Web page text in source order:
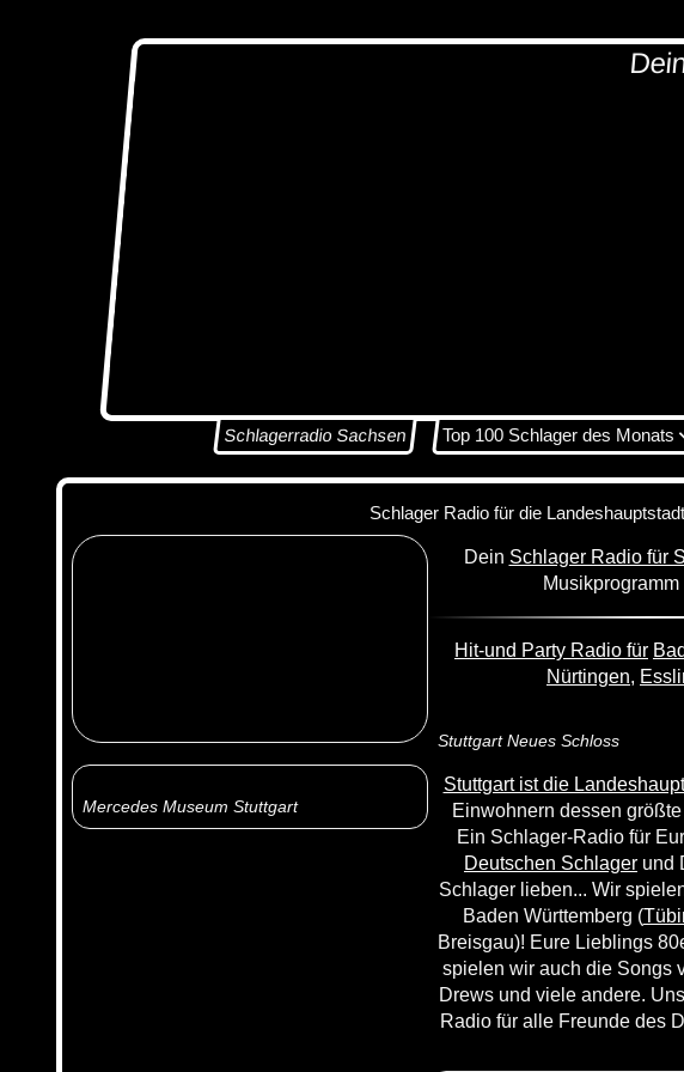
Schlagerradio Sachsen Top 100 Schlager des Monats
Schlager Radio für die
Mercedes Museum Stuttgart
Dein Schlager Radio für
Hit-und Party Radio für
Nürtingen,
Stuttgart Neues Schloss
Stuttgart ist die
Einwohnern dessen
Ein Schlager-Radio für
Deutschen Schlager und
Schlager lieben... Wir
Baden Württemberg (
Breisgau)! Eure Lieblings
spielen wir auch die Songs
Drews und viele andere.
Radio für alle Freunde des